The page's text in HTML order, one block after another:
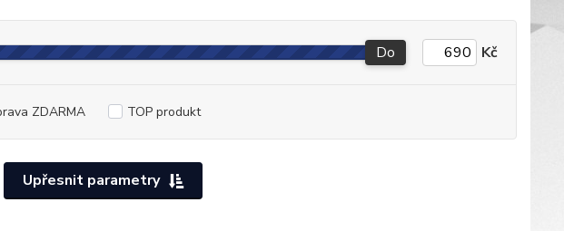
Upřesnit parametry
Do Kč
ZDARMA TOP produkt